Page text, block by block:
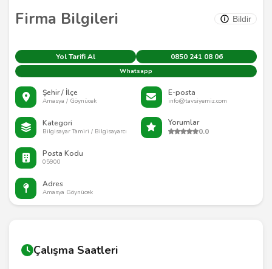
Firma Bilgileri Bildir
Yol Tarifi Al 0850 241 08 06
Whatsapp
Şehir / İlçe
Amasya / Göynücek
E-posta
info@tavsiyemiz.com
Kategori
Bilgisayar Tamiri / Bilgisayarcı
Yorumlar
0.0
Posta Kodu
05900
Adres
Amasya Göynücek
Çalışma Saatleri